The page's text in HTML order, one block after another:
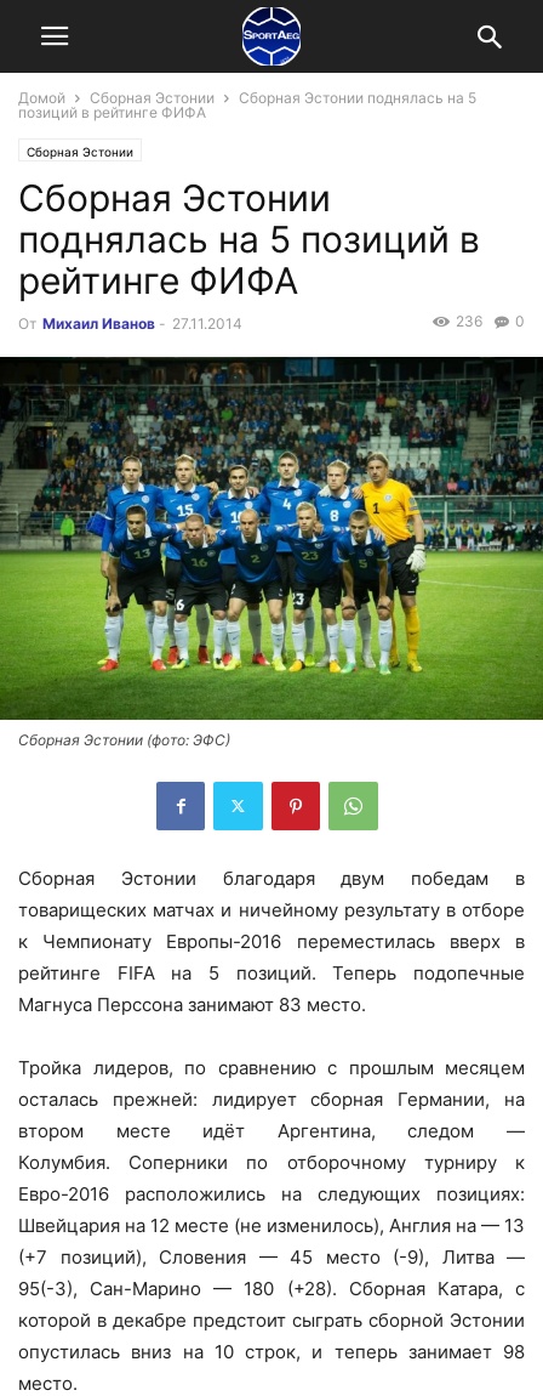
Домой Сборная Эстонии
Сборная Эстонии поднялась на 5
позиций в рейтинге ФИФА
Сборная Эстонии
Сборная Эстонии
поднялась на 5 позиций в
рейтинге ФИФА
От Михаил Иванов - 27.11.2014 0
236
Сборная Эстонии (фото: ЭФС)
Сборная Эстонии благодаря двум победам в
товарищеских матчах и ничейному результату в отборе
к Чемпионату Европы-2016 переместилась вверх в
рейтинге FIFA на 5 позиций. Теперь подопечные
Магнуса Перссона занимают 83 место.
Тройка лидеров, по сравнению с прошлым месяцем
осталась прежней: лидирует сборная Германии, на
втором месте идёт Аргентина, следом —
Колумбия. Соперники по отборочному турниру к
Евро-2016 расположились на следующих позициях:
Швейцария на 12 месте (не изменилось), Англия на — 13
(+7 позиций), Словения — 45 место (-9), Литва —
95(-3), Сан-Марино — 180 (+28). Сборная Катара, с
которой в декабре предстоит сыграть сборной Эстонии
опустилась вниз на 10 строк, и теперь занимает 98
место.